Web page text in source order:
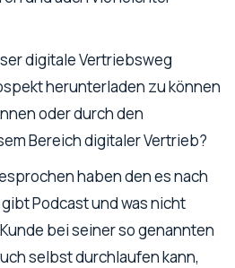
digitale Vertriebsweg
herunterladen zu können
oder durch den
Bereich digitaler Vertrieb?
haben den es nach
Podcast und was nicht
bei seiner so genannten
selbst durchlaufen kann,